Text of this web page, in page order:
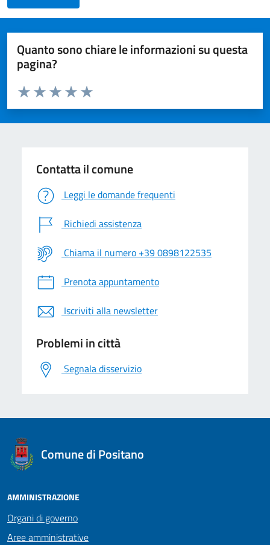
Quanto sono chiare le informazioni su questa
pagina?
Valuta da 1 a 5 stelle la pagina
Valuta 5 stelle su 5
Valuta 4 stelle su 5
Valuta 3 stelle su 5
Valuta 2 stelle su 5
Valuta 1 stelle su 5
Contatta il comune
Leggi le domande frequenti
Richiedi assistenza
Chiama il numero +39 0898122535
Prenota appuntamento
Iscriviti alla newsletter
Problemi in città
Segnala disservizio
logo Unione Europea
Comune di Positano
AMMINISTRAZIONE
Organi di governo
Aree amministrative